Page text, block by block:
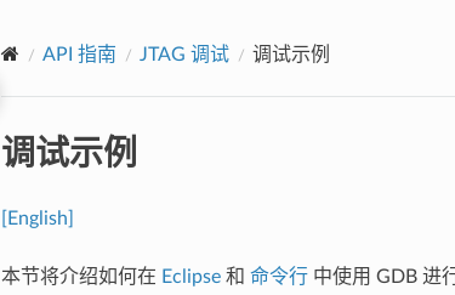
API 指南 JTAG 调试 调试示例
调试示例
[English]
本节将介绍如何在 Eclipse和 命令行中使用 GDB 进